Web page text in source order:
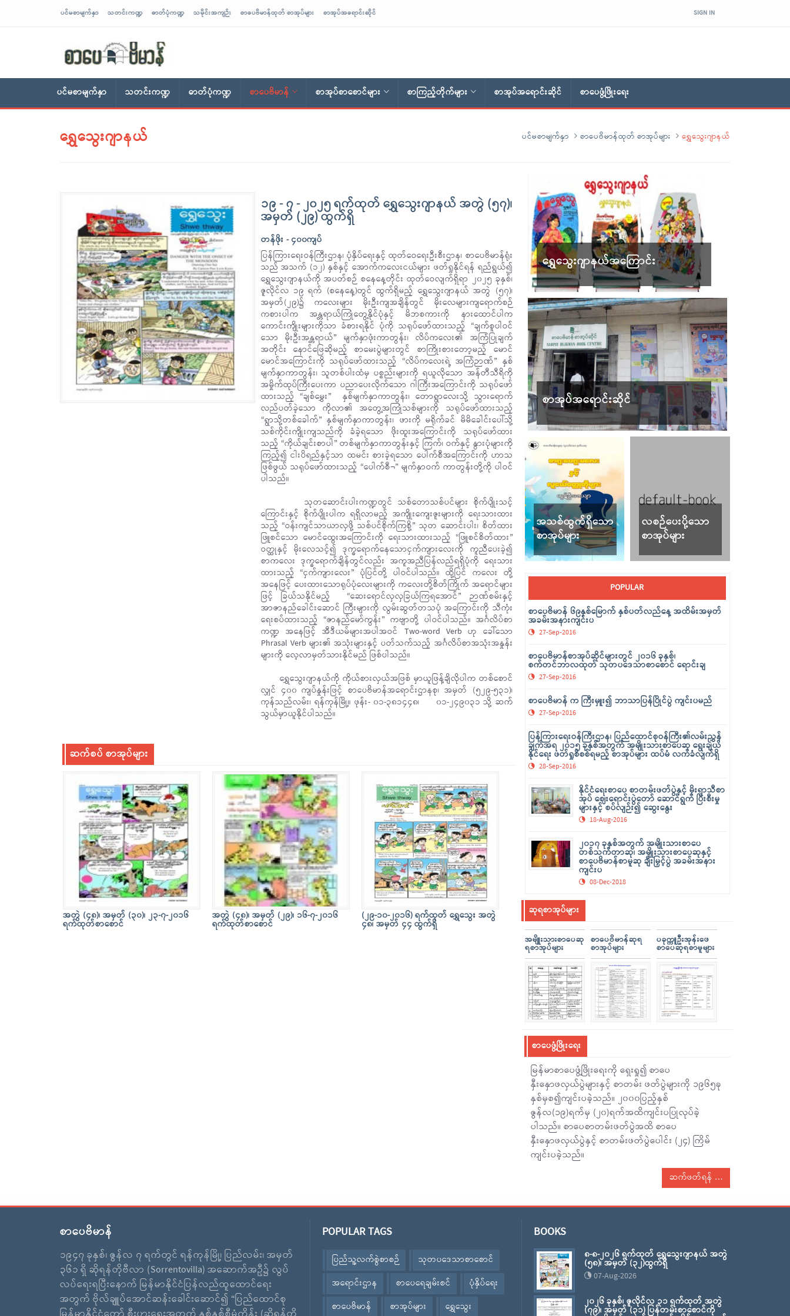
ပင်မစာမျက်နှာ သတင်းကဏ္ဍ ဓာတ်ပုံကဏ္ဍ သမိုင်းအကျဉ်း စာပေဗိမာန်ထုတ် စာအုပ်များ စာအုပ်အရောင်းဆိုင် SIGN IN
ပင်မစာမျက်နှာ သတင်းကဏ္ဍ ဓာတ်ပုံကဏ္ဍ စာပေဗိမာန် စာအုပ်စာစောင်များ စာကြည့်တိုက်များ စာအုပ်အရောင်းဆိုင် စာပေဖွံ့ဖြိုးရေး
ရွှေသွေးဂျာနယ် ပင်မစာမျက်နှာ စာပေဗိမာန်ထုတ် စာအုပ်များ ရွှေသွေးဂျာနယ်
၁၉ - ၇ - ၂၀၂၅ ရက်ထုတ် ရွှေသွေးဂျာနယ် အတွဲ (၅၇)၊
အမှတ် (၂၉) ထွက်ရှိ
တန်ဖိုး - ၄၀၀ကျပ်
ပြန်ကြားရေးဝန်ကြီးဌာန၊ ပုံနှိပ်ရေးနှင့် ထုတ်ဝေရေးဦးစီးဌာန၊ စာပေဗိမာန်ရုံး
သည် အသက် (၁၂) နှစ်နှင့် အောက်ကလေးငယ်များ ဖတ်ရှုနိုင်ရန် ရည်ရွယ်၍
ရွှေသွေးဂျာနယ်ကို အပတ်စဉ် စနေနေ့တိုင်း ထုတ်ဝေလျက်ရှိရာ ၂၀၂၅ ခုနှစ်၊
ဇူလိုင်လ ၁၉ ရက် (စနေနေ့)တွင် ထွက်ရှိမည့် ရွှေသွေးဂျာနယ် အတွဲ (၅၇)၊
အမှတ်(၂၉)၌ ကလေးများ မိုးဦးကျအချိန်တွင် မိုးလေများကျရောက်စဉ်
ကစားပါက အန္တရာယ်ကြုံတွေ့နိုင်ပုံနှင့် မိဘစကားကို နားထောင်ပါက
ကောင်းကျိုးများကိုသာ ခံစားရနိုင် ပုံကို သရုပ်ဖော်ထားသည့် “ချက်စူပါဝင်
သော မိုးဦးအန္တရာယ်” မျက်နှာဖုံးကာတွန်း၊ လိပ်ကလေး၏ အကြံပြုချက်
အတိုင်း နောင်ဖြေဆိုမည့် စာမေးပွဲများတွင် စာကြိုးစားတော့မည့် မောင်
မောင်အကြောင်းကို သရုပ်ဖော်ထားသည့် “လိပ်ကလေးရဲ့ အကြံဉာဏ်” နှစ်
မျက်နှာကာတွန်း၊ သူတစ်ပါးထံမှ ပစ္စည်းများကို ရယူလိုသော အန်တီသီရိကို
အမှိုက်ထုပ်ကြီးပေးကာ ပညာပေးလိုက်သော ဂါကြီးအကြောင်းကို သရုပ်ဖော်
ထားသည့် “ချစ်မွှေး” နှစ်မျက်နှာကာတွန်း၊ တောရွာလေးသို့ သွားရောက်
လည်ပတ်ခဲ့သော ကိုလာ၏ အတွေ့အကြုံသစ်များကို သရုပ်ဖော်ထားသည့်
“ရွာသို့တစ်ခေါက်” နှစ်မျက်နှာကာတွန်း၊ ဖားကို မရိုက်ခင် မိမိခေါင်းပေါ်သို့
သစ်ကိုင်းကျိုးကျသည်ကို ခံခဲ့ရသော ဖိုးထူးအကြောင်းကို သရုပ်ဖော်ထား
သည့် “ကိုယ်ချင်းစာပါ” တစ်မျက်နှာကာတွန်းနှင့် ကြက်၊ ဝက်နှင့် နွားပုံများကို
ကြည့်၍ ငါးပိရည်နှင့်သာ ထမင်း စားခဲ့ရသော ပေါက်စီအကြောင်းကို ဟာသ
ဖြစ်ဖွယ် သရုပ်ဖော်ထားသည့် “ပေါက်စီ¬” မျက်နှာဝက် ကာတွန်းတို့ကို ပါဝင်
ပါသည်။
သုတဆောင်းပါးကဏ္ဍတွင် သစ်တောသစ်ပင်များ စိုက်ပျိုးသင့်
ကြောင်းနှင့် စိုက်ပျိုးပါက ရရှိလာမည့် အကျိုးကျေးဇူးများကို ရေးသားထား
သည့် “ဝန်းကျင်သာယာလှဖို့ သစ်ပင်စိုက်ကြစို့” သုတ ဆောင်းပါး၊ စိတ်ထား
ဖြူစင်သော မောင်ထွေးအကြောင်းကို ရေးသားထားသည့် “ဖြူစင်စိတ်ထား”
ဝတ္ထုနှင့် မိုးလေသင့်၍ ဒုက္ခရောက်နေသောငှက်ကျားလေးကို ကူညီပေးခဲ့၍
စာကလေး ဒုက္ခရောက်ချိန်တွင်လည်း အကူအညီပြန်လည်ရရှိပုံကို ရေးသား
ထားသည့် “ငှက်ကျားလေး” ပုံပြင်တို့ ပါဝင်ပါသည်။ ထို့ပြင် ကလေး တို့
အနေဖြင့် ပေးထားသောရုပ်ပုံလေးများကို ကလေးတို့စိတ်ကြိုက် အရောင်များ
ဖြင့် ခြယ်သနိုင်မည့် “ဆေးရောင်လှလှခြယ်ကြရအောင်” ဉာဏ်စမ်းနှင့်
အာဇာနည်ခေါင်းဆောင် ကြီးများကို လွမ်းဆွတ်တသပုံ အကြောင်းကို သီကုံး
ရေးစပ်ထားသည့် “ဇာနည်မော်ကွန်း” ကဗျာတို့ ပါဝင်ပါသည်။ အင်္ဂလိပ်စာ
ကဏ္ဍ အနေဖြင့် အီဒီယမ်များအပါအဝင် Two-word Verb ဟု ခေါ်သော
Phrasal Verb များ၏ အသုံးများနှင့် ပတ်သက်သည့် အင်္ဂလိပ်စာအသုံးအနှုန်း
များကို လေ့လာမှတ်သားနိုင်မည် ဖြစ်ပါသည်။
ရွှေသွေးဂျာနယ်ကို ကိုယ်စားလှယ်အဖြစ် မှာယူဖြန့်ချိလိုပါက တစ်စောင်
လျှင် ၄၀၀ ကျပ်နှုန်းဖြင့် စာပေဗိမာန်အရောင်းဌာနစု၊ အမှတ် (၅၂၉-၅၃၁)၊
ကုန်သည်လမ်း၊ ရန်ကုန်မြို့။ ဖုန်း- ၀၁-၃၈၁၄၄၈၊ ၀၁-၂၄၉၀၃၁ သို့ ဆက်
သွယ်မှာယူနိုင်ပါသည်။
ဆက်စပ် စာအုပ်များ
အတွဲ (၄၈)၊ အမှတ် (၃၀)၊ ၂၃-၇-၂၀၁၆
ရက်ထုတ်စာစောင်
အတွဲ (၄၈)၊ အမှတ် (၂၉)၊ ၁၆-၇-၂၀၁၆
ရက်ထုတ်စာစောင်
(၂၉-၁၀-၂၀၁၆) ရက်ထုတ် ရွှေသွေး အတွဲ
၄၈၊ အမှတ် ၄၄ ထွက်ရှိ
ရွှေသွေးဂျာနယ်အကြောင်း
စာအုပ်အရောင်းဆိုင်
အသစ်ထွက်ရှိသော
စာအုပ်များ
လစဉ်ပေးပို့သော
စာအုပ်များ
POPULAR
စာပေဗိမာန် ၆၉နှစ်မြောက် နှစ်ပတ်လည်နေ့ အထိမ်းအမှတ်
အခမ်းအနားကျင်းပ
27-Sep-2016
စာပေဗိမာန်စာအုပ်ဆိုင်များတွင် ၂၀၁၆ ခုနှစ်၊
စက်တင်ဘာလထုတ် သုတပဒေသာစာစောင် ရောင်းချ
27-Sep-2016
စာပေဗိမာန် က ကြီးမှူး၍ ဘာသာပြန်ပြိုင်ပွဲ ကျင်းပမည်
27-Sep-2016
ပြန်ကြားရေးဝန်ကြီးဌာန၊ ပြည်ထောင်စုဝန်ကြီး၏လမ်းညွှန်
ချက်အရ ၂၀၁၅ ခုနှစ်အတွက် အမျိုးသားစာပေဆု ရွေးချယ်
နိုင်ရေး ဖတ်ရှုစိစစ်ရမည့် စာအုပ်များ ထပ်မံ လက်ခံလျက်ရှိ
28-Sep-2016
နိုင်ငံရေးစာပေ စာတမ်းဖတ်ပွဲနှင့် မိုးရာသီစာ
အုပ် ဈေးရောင်းပွဲတော် ဆောင်ရွက် ပြီးစီးမှု
များနှင့် စပ်လျဉ်း၍ ဆွေးနွေး
18-Aug-2016
၂၀၁၇ ခုနှစ်အတွက် အမျိုးသားစာပေ
တစ်သက်တာဆု၊ အမျိုးသားစာပေဆုနှင့်
စာပေဗိမာန်စာမူဆု ချီးမြှင့်ပွဲ အခမ်းအနား
ကျင်းပ
08-Dec-2018
ဆုရစာအုပ်များ
အမျိူးသားစာပေဆု
ရစာအုပ်များ
စာပေဗိမာန်ဆုရ
စာအုပ်များ
ပခုက္ကူဦးအုန်းဖေ
စာပေဆုရစာမူများ
စာပေဖွံ့ဖြိုးရေး
မြန်မာစာပေဖွံ့ဖြိုးရေးကို ရှေးရှု၍ စာပေ
နှီးနှောဖလှယ်ပွဲများနှင့် စာတမ်း ဖတ်ပွဲများကို ၁၉၆၅ခု
နှစ်မှစ၍ကျင်းပခဲ့သည်။ ၂၀၀၀ပြည့်နှစ်
ဇွန်လ(၁၉)ရက်မှ (၂၀)ရက်အထိကျင်းပပြုလုပ်ခဲ့
ပါသည်။ စာပေစာတမ်းဖတ်ပွဲအထိ စာပေ
နှီးနှောဖလှယ်ပွဲနှင့် စာတမ်းဖတ်ပွဲပေါင်း (၂၄) ကြိမ်
ကျင်းပခဲ့သည်။
ဆက်ဖတ်ရန်
စာပေဗိမာန်
၁၉၄၇ ခုနှစ်၊ ဇွန်လ ၇ ရက်တွင် ရန်ကုန်မြို့၊ ပြည်လမ်း၊ အမှတ်
၃၆၁ ရှိ ဆိုရန်တိုဗီလာ (Sorrentovilla) အဆောက်အဦ၌ လွပ်
လပ်ရေးရပြီးနောက် မြန်မာနိုင်ငံပြန်လည်ထူထောင်ရေး
အတွက် ဗိုလ်ချူပ်အောင်ဆန်းခေါင်းဆောင်၍ “ပြည်ထောင်စု
POPULAR TAGS
ပြည်သူ့လက်စွဲစာစဉ်
သုတပဒေသာစာစောင်
အရောင်းဌာန
စာပေရေချမ်းစင်
ပုံနှိပ်ရေး
စာပေဗိမာန်
စာအုပ်များ ရွှေသွေး
BOOKS
၈-၈-၂၀၂၆ ရက်ထုတ် ရွှေသွေးဂျာနယ် အတွဲ
(၅၈)၊ အမှတ် (၃၂)ထွက်ရှိ
07-Aug-2026
၂၀၂၆ ခုနှစ်၊ ဇူလိုင်လ ၃၁ ရက်ထုတ် အတွဲ
(၇၉)၊ အမှတ် (၃၁) ပြန်တမ်းစာစောင်ကို